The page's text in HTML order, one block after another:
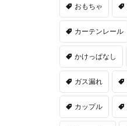
おもちゃ
カーテンレール
かけっぱなし
ガス漏れ
カップル